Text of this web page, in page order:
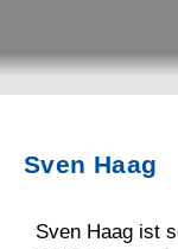
Sven Haag
Sven Haag ist